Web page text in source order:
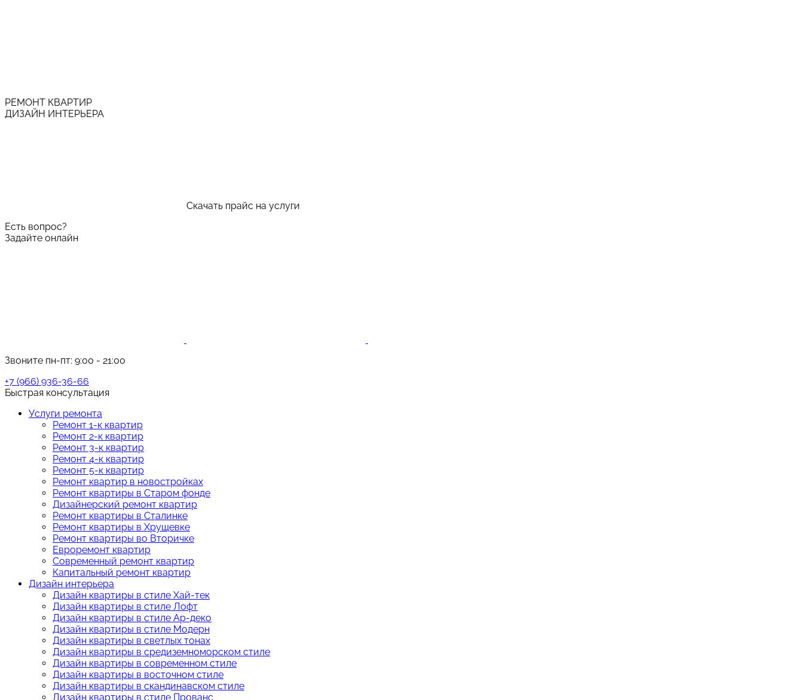
РЕМОНТ КВАРТИР
ДИЗАЙН ИНТЕРЬЕРА
Скачать прайс на услуги
Есть вопрос?
Задайте онлайн
Звоните пн-пт: 9:00 - 21:00
+7 (966) 936-36-66
Быстрая консультация
Услуги ремонта
Ремонт 1-к квартир
Ремонт 2-к квартир
Ремонт 3-к квартир
Ремонт 4-к квартир
Ремонт 5-к квартир
Ремонт квартир в новостройках
Ремонт квартиры в Старом фонде
Дизайнерский ремонт квартир
Ремонт квартиры в Сталинке
Ремонт квартиры в Хрущевке
Ремонт квартиры во Вторичке
Евроремонт квартир
Современный ремонт квартир
Капитальный ремонт квартир
Дизайн интерьера
Дизайн квартиры в стиле Хай-тек
Дизайн квартиры в стиле Лофт
Дизайн квартиры в стиле Ар-деко
Дизайн квартиры в стиле Модерн
Дизайн квартиры в светлых тонах
Дизайн квартиры в средиземноморском стиле
Дизайн квартиры в современном стиле
Дизайн квартиры в восточном стиле
Дизайн квартиры в скандинавском стиле
Дизайн квартиры в стиле Прованс